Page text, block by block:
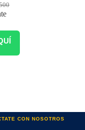
CON NOSOTROS